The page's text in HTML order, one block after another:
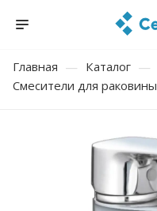
Главная — Каталог —
Смесители для раковины